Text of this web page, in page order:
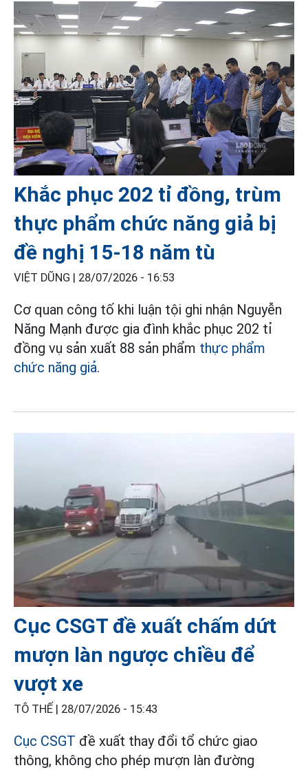
Khắc phục 202 tỉ đồng, trùm
thực phẩm chức năng giả bị
đề nghị 15-18 năm tù
VIỆT DŨNG | 28/07/2026 - 16:53
Cơ quan công tố khi luận tội ghi nhận Nguyễn
Năng Mạnh được gia đình khắc phục 202 tỉ
đồng vụ sản xuất 88 sản phẩm thực phẩm
chức năng giả.
Cục CSGT đề xuất chấm dứt
mượn làn ngược chiều để
vượt xe
TÔ THẾ | 28/07/2026 - 15:43
Cục CSGT đề xuất thay đổi tổ chức giao
thông, không cho phép mượn làn đường